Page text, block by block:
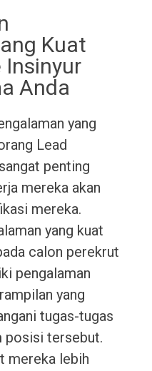
Kuat
Insinyur
Anda
yang
Lead
penting
mereka akan
mereka.
yang kuat
calon perekrut
pengalaman
yang
tugas-tugas
posisi tersebut.
mereka lebih